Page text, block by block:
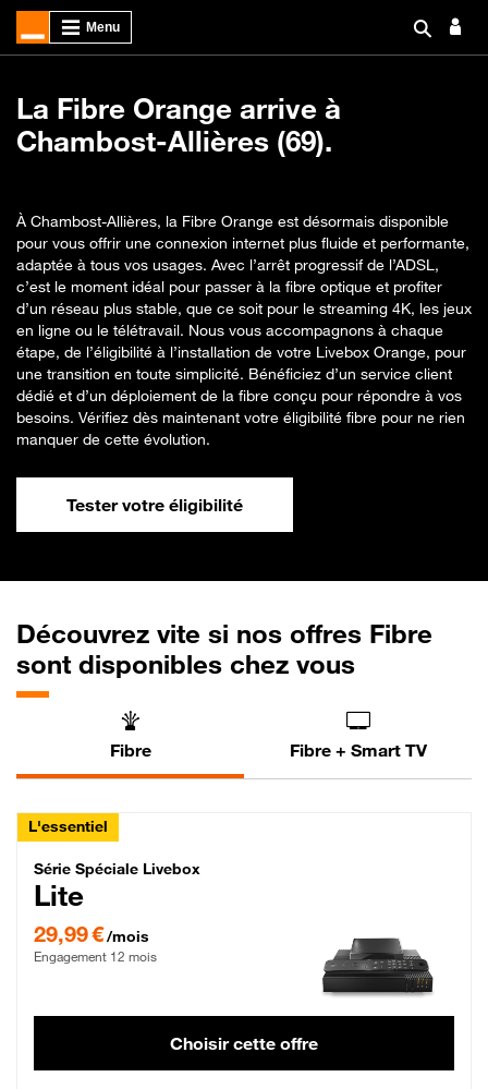
La Fibre Orange arrive à
Chambost-Allières (69).
À Chambost-Allières, la Fibre Orange est désormais disponible
pour vous offrir une connexion internet plus fluide et performante,
adaptée à tous vos usages. Avec l’arrêt progressif de l’ADSL,
c’est le moment idéal pour passer à la fibre optique et profiter
d’un réseau plus stable, que ce soit pour le streaming 4K, les jeux
en ligne ou le télétravail. Nous vous accompagnons à chaque
étape, de l’éligibilité à l’installation de votre Livebox Orange, pour
une transition en toute simplicité. Bénéficiez d’un service client
dédié et d’un déploiement de la fibre conçu pour répondre à vos
besoins. Vérifiez dès maintenant votre éligibilité fibre pour ne rien
manquer de cette évolution.
Tester votre éligibilité
Découvrez vite si nos offres Fibre
sont disponibles chez vous
Fibre Fibre + Smart TV
L'essentiel
Série Spéciale Livebox Lite Fibre
Série Spéciale Livebox
Lite
29,99 €/mois
Engagement 12 mois
Choisir cette offre